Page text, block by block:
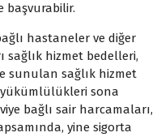
başvurabilir.
hastaneler ve diğer
hizmet bedelleri,
sunulan sağlık hizmet
yükümlülükleri sona
bağlı sair harcamaları,
yine sigorta